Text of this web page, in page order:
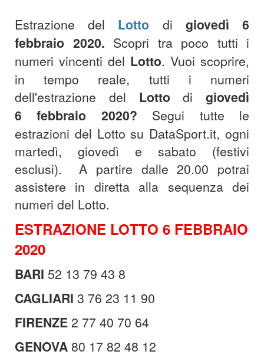
Estrazione del Lotto di giovedì 6
febbraio 2020. Scopri tra poco tutti i
numeri vincenti del Lotto. Vuoi scoprire,
in tempo reale, tutti i numeri
dell'estrazione del Lotto di giovedì
6febbraio 2020? Segui tutte le
estrazioni del Lotto su DataSport.it, ogni
martedì, giovedì e sabato (festivi
esclusi). A partire dalle 20.00 potrai
assistere in diretta alla sequenza dei
numeri del Lotto.
ESTRAZIONE LOTTO 6 FEBBRAIO
2020
BARI 52 13 79 43 8
CAGLIARI 3 76 23 11 90
FIRENZE 2 77 40 70 64
GENOVA 80 17 82 48 12